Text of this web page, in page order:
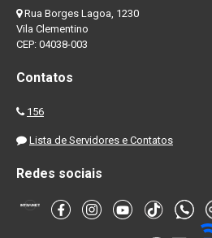
Rua Borges Lagoa, 1230
Vila Clementino
CEP: 04038-003
Contatos
156
Lista de Servidores e Contatos
Redes sociais